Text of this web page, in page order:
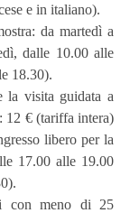
e in italiano).
da martedì a
dalle 10.00 alle
18.30).
la visita guidata a
€ (tariffa intera)
libero per la
17.00 alle 19.00
con meno di 25